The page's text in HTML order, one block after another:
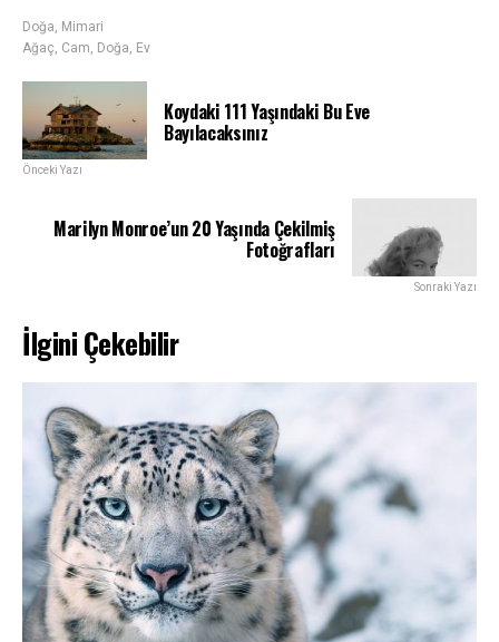
Doğa Mimari
Ağaç Cam Doğa Ev
Koydaki 111 Yaşındaki Bu Eve
Bayılacaksınız
Önceki Yazı
Marilyn Monroe’un 20 Yaşında Çekilmiş
Fotoğrafları
Sonraki Yazı
İlgini Çekebilir